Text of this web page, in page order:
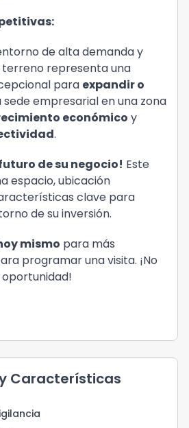
de alta demanda y
representa una
para expandir o
sede empresarial en una zona
económico y
.
de su negocio! Este
espacio, ubicación
clave para
de su inversión.
mismo para más
programar una visita. ¡No
Características